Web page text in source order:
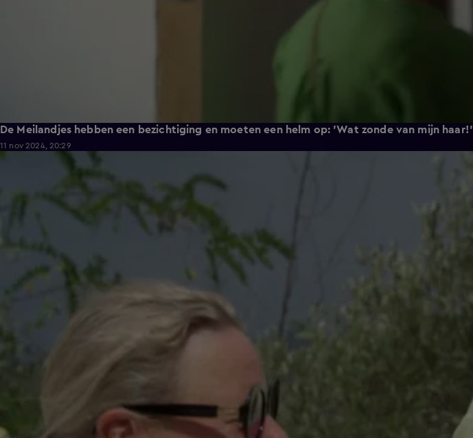
De Meilandjes hebben een bezichtiging en moeten een helm op: 'Wat zonde van mijn haar!'
11 nov 2024, 20:29
3:03